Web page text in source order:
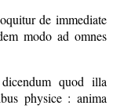
de immediate
modo ad omnes
quod illa
physice : anima